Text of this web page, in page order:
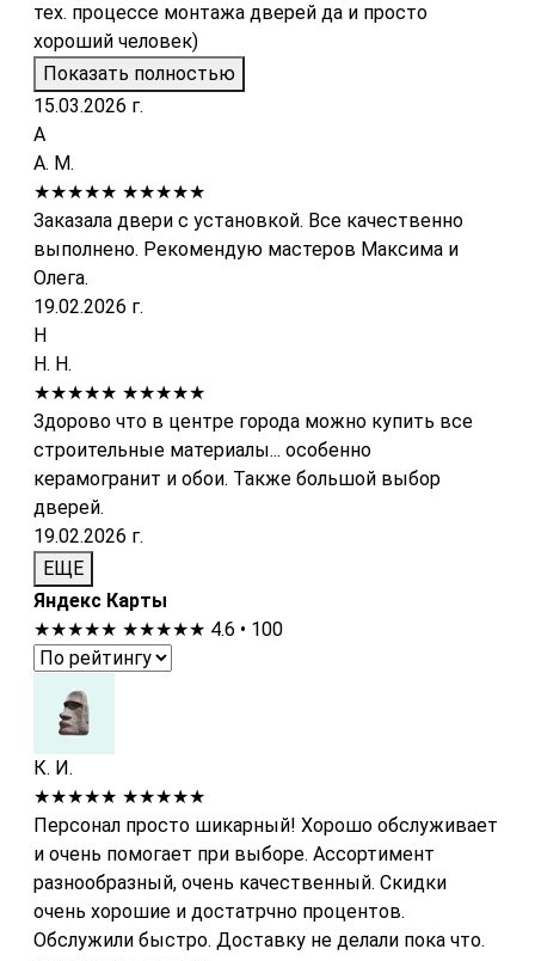
тех. процессе монтажа дверей да и просто
хороший человек)
Показать полностью
15.03.2026 г.
А
А. М.
★★★★★ ★★★★★
Заказала двери с установкой. Все качественно
выполнено. Рекомендую мастеров Максима и
Олега.
19.02.2026 г.
Н
Н. Н.
★★★★★ ★★★★★
Здорово что в центре города можно купить все
строительные материалы... особенно
керамогранит и обои. Также большой выбор
дверей.
19.02.2026 г.
ЕЩЕ
Яндекс Карты
★★★★★ ★★★★★ 4.6 • 100
К. И.
★★★★★ ★★★★★
Персонал просто шикарный! Хорошо обслуживает
и очень помогает при выборе. Ассортимент
разнообразный, очень качественный. Скидки
очень хорошие и достатрчно процентов.
Обслужили быстро. Доставку не делали пока что.